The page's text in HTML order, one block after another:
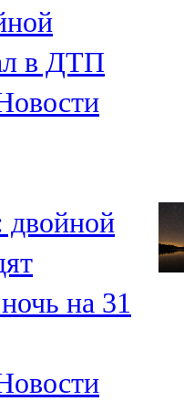
в ДТП
двойной
на 31